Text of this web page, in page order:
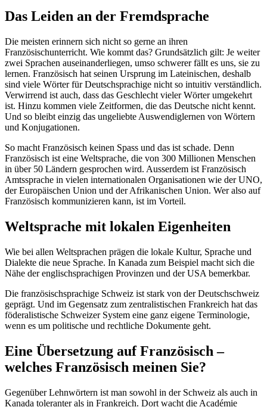
Das Leiden an der Fremdsprache
Die meisten erinnern sich nicht so gerne an ihren
Französischunterricht. Wie kommt das? Grundsätzlich gilt: Je weiter
zwei Sprachen auseinanderliegen, umso schwerer fällt es uns, sie zu
lernen. Französisch hat seinen Ursprung im Lateinischen, deshalb
sind viele Wörter für Deutschsprachige nicht so intuitiv verständlich.
Verwirrend ist auch, dass das Geschlecht vieler Wörter umgekehrt
ist. Hinzu kommen viele Zeitformen, die das Deutsche nicht kennt.
Und so bleibt einzig das ungeliebte Auswendiglernen von Wörtern
und Konjugationen.
So macht Französisch keinen Spass und das ist schade. Denn
Französisch ist eine Weltsprache, die von 300 Millionen Menschen
in über 50 Ländern gesprochen wird. Ausserdem ist Französisch
Amtssprache in vielen internationalen Organisationen wie der UNO,
der Europäischen Union und der Afrikanischen Union. Wer also auf
Französisch kommunizieren kann, ist im Vorteil.
Weltsprache mit lokalen Eigenheiten
Wie bei allen Weltsprachen prägen die lokale Kultur, Sprache und
Dialekte die neue Sprache. In Kanada zum Beispiel macht sich die
Nähe der englischsprachigen Provinzen und der USA bemerkbar.
Die französischsprachige Schweiz ist stark von der Deutschschweiz
geprägt. Und im Gegensatz zum zentralistischen Frankreich hat das
föderalistische Schweizer System eine ganz eigene Terminologie,
wenn es um politische und rechtliche Dokumente geht.
Eine Übersetzung auf Französisch –
welches Französisch meinen Sie?
Gegenüber Lehnwörtern ist man sowohl in der Schweiz als auch in
Kanada toleranter als in Frankreich. Dort wacht die Académie